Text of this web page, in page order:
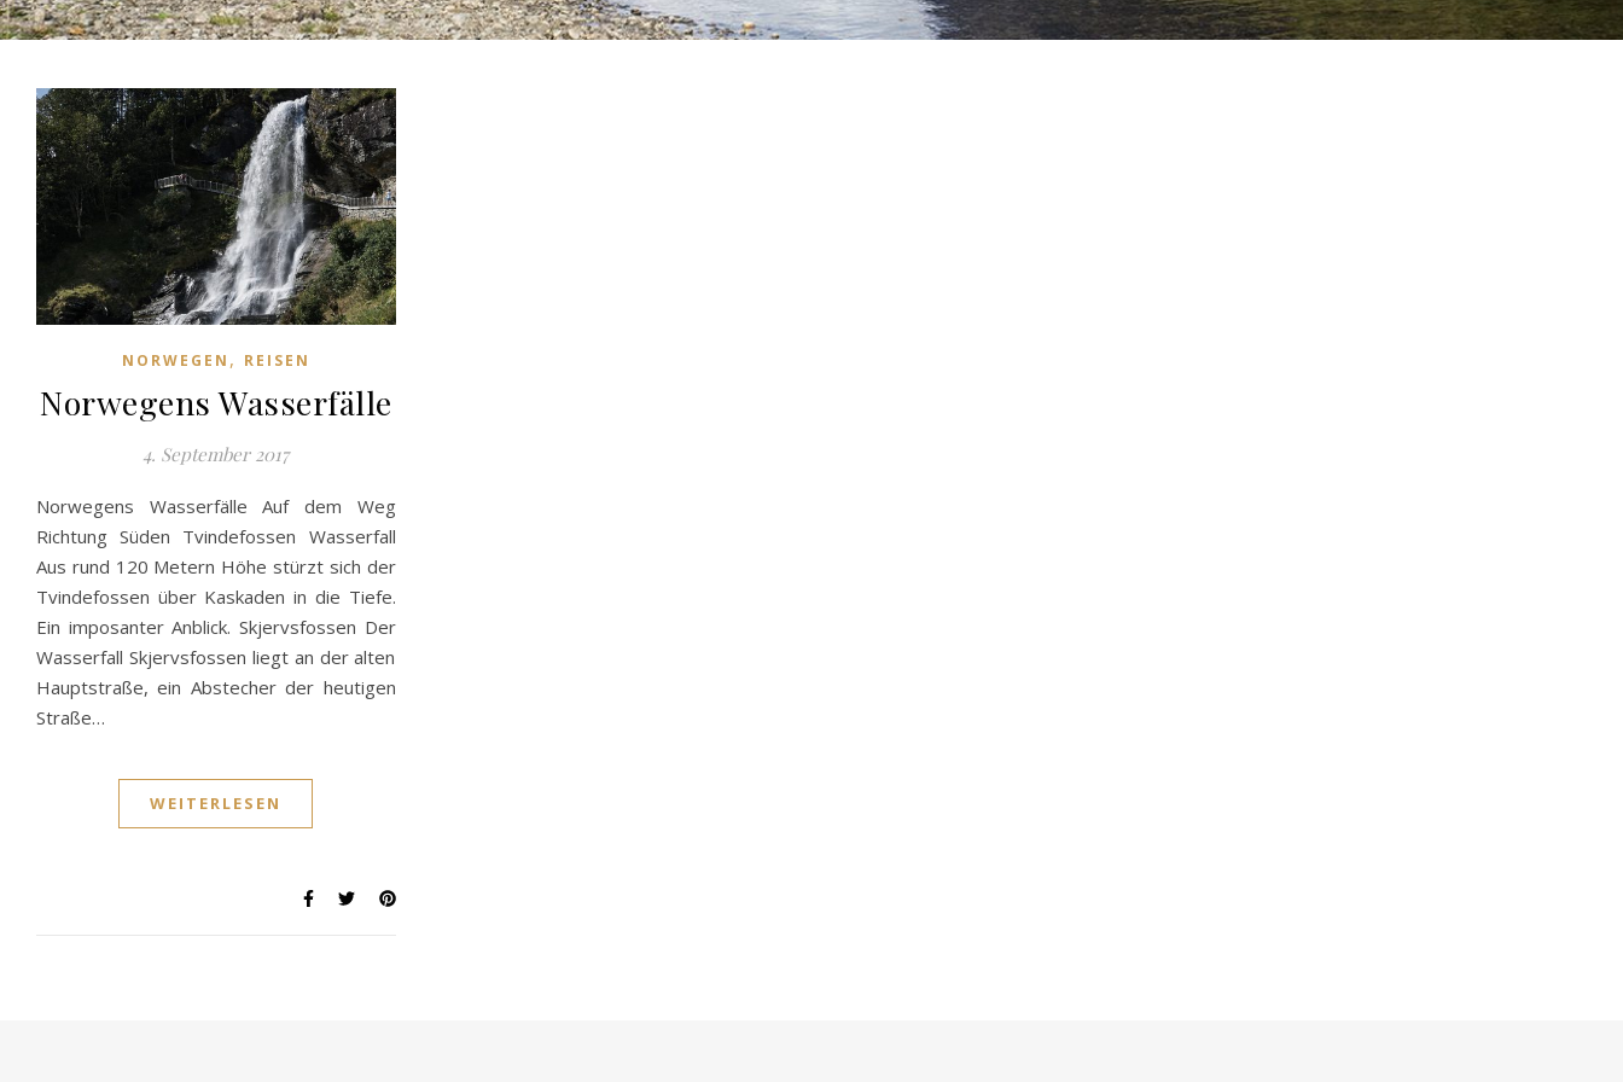
NORWEGEN , REISEN
Norwegens Wasserfälle
4. September 2017
Norwegens Wasserfälle Auf dem Weg
Richtung Süden Tvindefossen Wasserfall
Aus rund 120 Metern Höhe stürzt sich der
Tvindefossen über Kaskaden in die Tiefe.
Ein imposanter Anblick. Skjervsfossen Der
Wasserfall Skjervsfossen liegt an der alten
Hauptstraße, ein Abstecher der heutigen
Straße…
WEITERLESEN